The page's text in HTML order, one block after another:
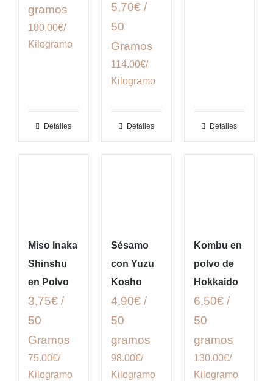
gramos
180.00€/
Kilogramo
Detalles
5,70€ /
50
Gramos
114.00€/
Kilogramo
Detalles Detalles
Miso Inaka
Shinshu
en Polvo
3,75€ /
50
Gramos
75.00€/
Kilogramo
Sésamo
con Yuzu
Kosho
4,90€ /
50
gramos
98.00€/
Kilogramo
Kombu en
polvo de
Hokkaido
6,50€ /
50
gramos
130.00€/
Kilogramo